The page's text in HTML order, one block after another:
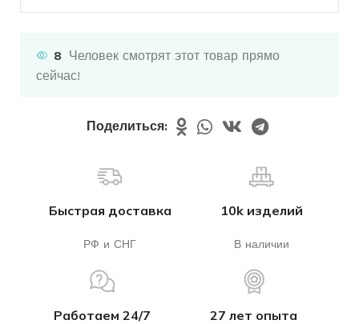
8 Человек смотрят этот товар прямо
сейчас!
Поделиться:
Быстрая доставка
РФ и СНГ
10k изделий
В наличии
Работаем 24/7 27 лет опыта